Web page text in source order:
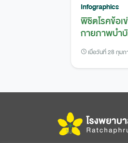
Infographics
พิชิตโรคข้อเ
กายภาพบำ
เมื่อวันที่ 28 กุม